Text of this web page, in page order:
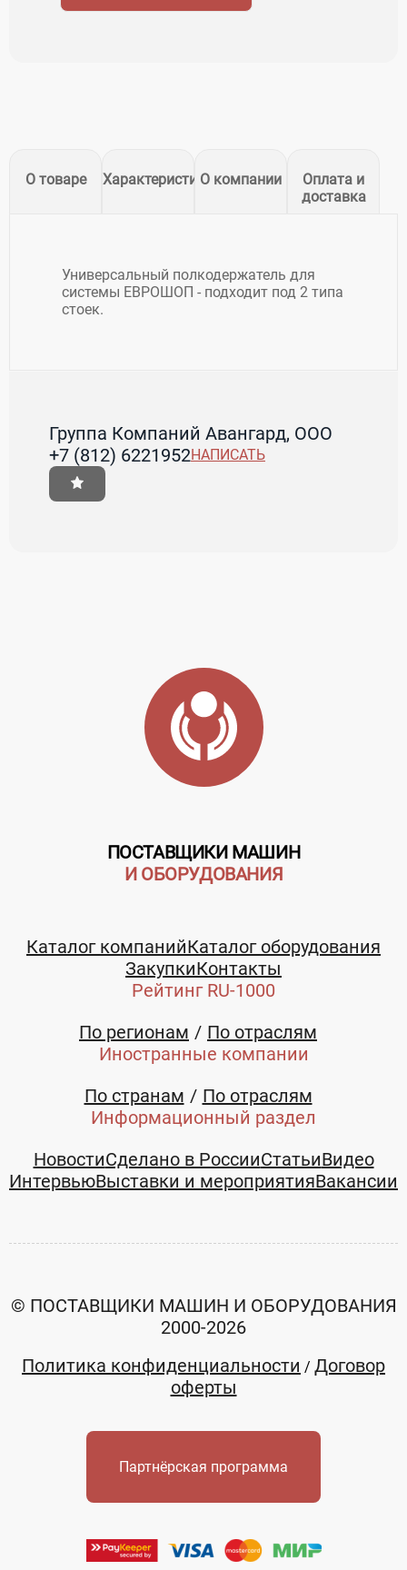
О товаре ХарактеристикиО компании
Оплата и
доставка
Универсальный полкодержатель для
системы ЕВРОШОП - подходит под 2 типа
стоек.
Группа Компаний Авангард, ООО
+7 (812) 6221952НАПИСАТЬ
ПОСТАВЩИКИ МАШИН
И ОБОРУДОВАНИЯ
Каталог компанийКаталог оборудования
ЗакупкиКонтакты
Рейтинг RU-1000
По регионам
По отраслям
Иностранные компании
По странам
По отраслям
Информационный раздел
НовостиСделано в РоссииСтатьиВидео
ИнтервьюВыставки и мероприятияВакансии
© ПОСТАВЩИКИ МАШИН И ОБОРУДОВАНИЯ
2000-2026
Политика конфиденциальности / Договор
оферты
Партнёрская программа